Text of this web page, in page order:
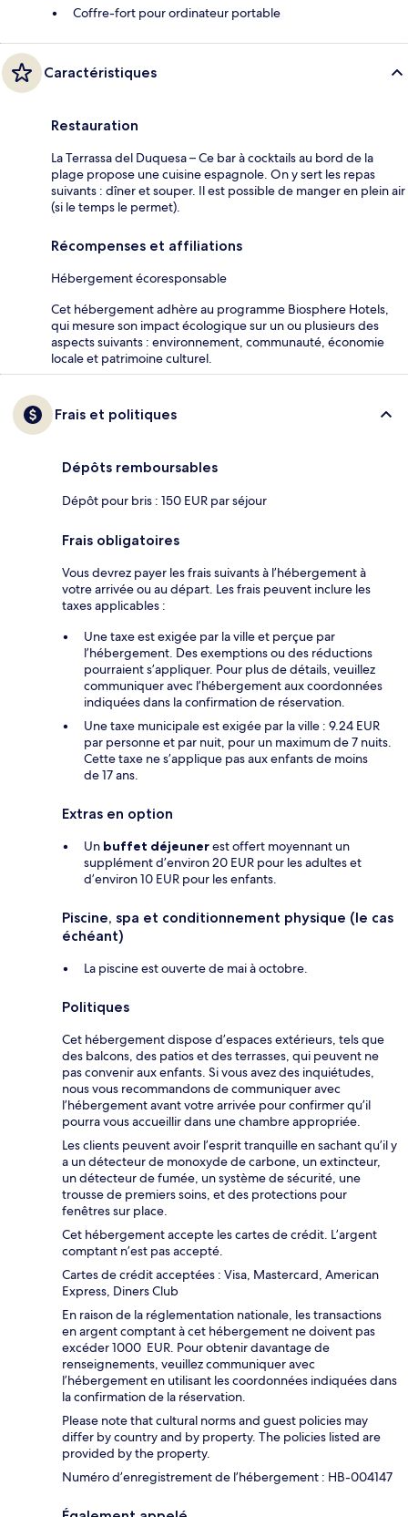
Coffre-fort pour ordinateur portable
Caractéristiques
Restauration
La Terrassa del Duquesa – Ce bar à cocktails au bord de la
plage propose une cuisine espagnole. On y sert les repas
suivants : dîner et souper. Il est possible de manger en plein air
(si le temps le permet).
Récompenses et affiliations
Hébergement écoresponsable
Cet hébergement adhère au programme Biosphere Hotels,
qui mesure son impact écologique sur un ou plusieurs des
aspects suivants : environnement, communauté, économie
locale et patrimoine culturel.
Frais et politiques
Dépôts remboursables
Dépôt pour bris : 150 EUR par séjour
Frais obligatoires
Vous devrez payer les frais suivants à l’hébergement à
votre arrivée ou au départ. Les frais peuvent inclure les
taxes applicables :
Une taxe est exigée par la ville et perçue par
l’hébergement. Des exemptions ou des réductions
pourraient s’appliquer. Pour plus de détails, veuillez
communiquer avec l’hébergement aux coordonnées
indiquées dans la confirmation de réservation.
Une taxe municipale est exigée par la ville : 9.24 EUR
par personne et par nuit, pour un maximum de 7 nuits.
Cette taxe ne s’applique pas aux enfants de moins
de 17 ans.
Extras en option
Un buffet déjeunerest offert moyennant un
supplément d’environ 20 EUR pour les adultes et
d’environ 10 EUR pour les enfants.
Piscine, spa et conditionnement physique (le cas
échéant)
La piscine est ouverte de mai à octobre.
Politiques
Cet hébergement dispose d’espaces extérieurs, tels que
des balcons, des patios et des terrasses, qui peuvent ne
pas convenir aux enfants. Si vous avez des inquiétudes,
nous vous recommandons de communiquer avec
l’hébergement avant votre arrivée pour confirmer qu’il
pourra vous accueillir dans une chambre appropriée.
Les clients peuvent avoir l’esprit tranquille en sachant qu’il y
a un détecteur de monoxyde de carbone, un extincteur,
un détecteur de fumée, un système de sécurité, une
trousse de premiers soins, et des protections pour
fenêtres sur place.
Cet hébergement accepte les cartes de crédit. L’argent
comptant n’est pas accepté.
Cartes de crédit acceptées : Visa, Mastercard, American
Express, Diners Club
En raison de la réglementation nationale, les transactions
en argent comptant à cet hébergement ne doivent pas
excéder 1000 EUR. Pour obtenir davantage de
renseignements, veuillez communiquer avec
l’hébergement en utilisant les coordonnées indiquées dans
la confirmation de la réservation.
Please note that cultural norms and guest policies may
differ by country and by property. The policies listed are
provided by the property.
Numéro d’enregistrement de l’hébergement : HB-004147